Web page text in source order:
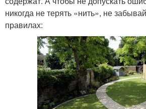
никогда не терять «нить», не
правилах: